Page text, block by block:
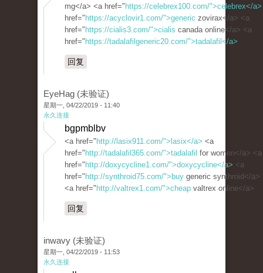
mg</a> <a href=" https://celebrex100.com/">celebrex</a>
href=" https://acyclovir1.com/">generic zovirax</a> <a
href=" https://cialis3.com/">cialis canada online</a> <a
href=" https://tadalafilgeneric20.com/">tadalafil</a>
回复
EyeHag (未验证)
星期一, 04/22/2019 - 11:40
永久连接
bgpmblbv
<a href=" http://lasix911.com/">lasix</a> <a
href=" http://tadalafil365.com/">tadalafil for women</a> <a
href=" http://doxycycline1.com/">doxycycline</a> <a
href=" http://synthroid75.com/">buy generic synthroid</a>
<a href=" http://valtrex1.com/">cheap valtrex online</a>
回复
inwavy (未验证)
星期一, 04/22/2019 - 11:53
永久连接